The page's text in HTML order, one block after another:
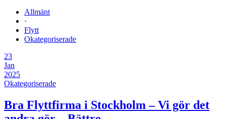
Allmänt
·
Flytt
Okategoriserade
23
Jan
2025
Okategoriserade
Bra Flyttfirma i Stockholm – Vi gör det